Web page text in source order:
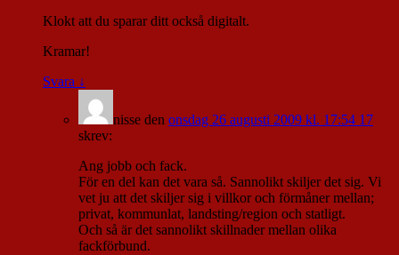
Klokt att du sparar ditt också digitalt.
Kramar!
Svara ↓
nisse den onsdag 26 augusti 2009 kl. 17:54 17
skrev:
Ang jobb och fack.
För en del kan det vara så. Sannolikt skiljer det sig. Vi
vet ju att det skiljer sig i villkor och förmåner mellan;
privat, kommunlat, landsting/region och statligt.
Och så är det sannolikt skillnader mellan olika
fackförbund.